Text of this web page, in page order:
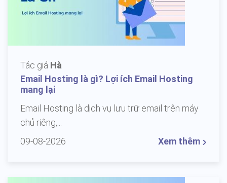
Tác giả Hà
Email Hosting là gì? Lợi ích Email Hosting
mang lại
Email Hosting là dịch vụ lưu trữ email trên máy
chủ riêng,...
09-08-2026
Xem thêm